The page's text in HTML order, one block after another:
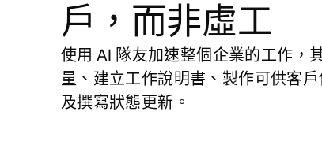
戶，而非虛工
使用 AI 隊友加速整個企業的工作，
量、建立工作說明書、製作可供客
及撰寫狀態更新。